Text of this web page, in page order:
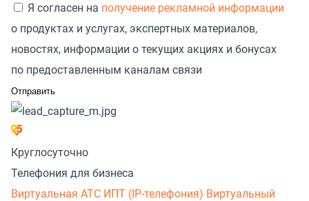
Я согласен на получение рекламной информации
о продуктах и услугах, экспертных материалов,
новостях, информации о текущих акциях и бонусах
по предоставленным каналам связи
Круглосуточно
Телефония для бизнеса
Виртуальная АТС ИПТ (IP-телефония) Виртуальный